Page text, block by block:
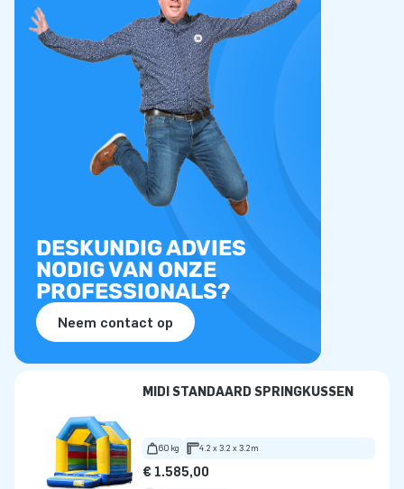
DESKUNDIG ADVIES
NODIG VAN ONZE
PROFESSIONALS?
Neem contact op
MIDI STANDAARD SPRINGKUSSEN
60 kg 4.2 x 3.2 x 3.2m
€ 1.585,00